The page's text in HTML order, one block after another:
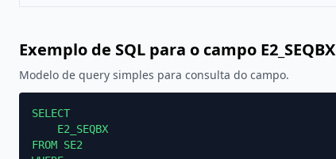
Exemplo de SQL para o campo E2_SEQBX
Modelo de query simples para consulta do campo.
SELECT
    E2_SEQBX
FROM SE2